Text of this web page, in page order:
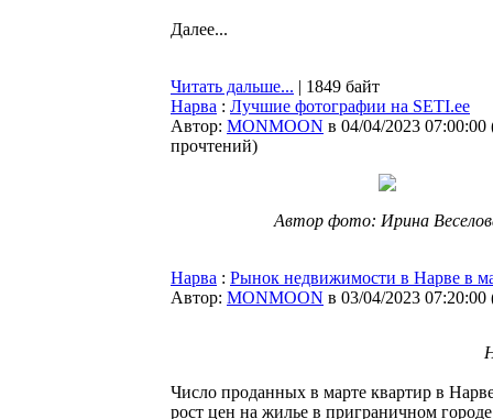
Далее...
Читать дальше... | 1849 байт
Нарва : Лучшие фотографии на SETI.ee
Автор: MONMOON в 04/04/2023 07:00:00
прочтений)
Автор фото: Ирина
Нарва : Рынок недвижимости в Нарве в
Автор: MONMOON в 03/04/2023 07:20:00
Число проданных в марте квартир в
рост цен на жилье в приграничном